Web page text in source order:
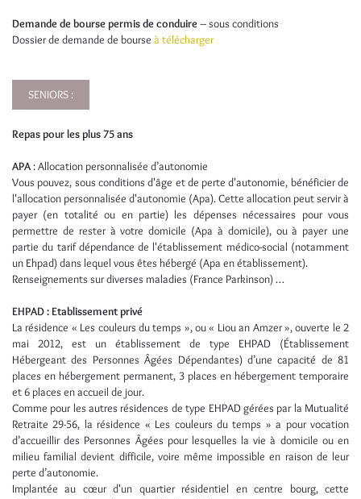
Demande de bourse permis de conduire– sous conditions
Dossier de demande de bourse à télécharger
SENIORS :
Repas pour les plus 75 ans
APA: Allocation personnalisée d’autonomie
Vous pouvez, sous conditions d'âge et de perte d'autonomie, bénéficier de
l'allocation personnalisée d'autonomie (Apa). Cette allocation peut servir à
payer (en totalité ou en partie) les dépenses nécessaires pour vous
permettre de rester à votre domicile (Apa à domicile), ou à payer une
partie du tarif dépendance de l'établissement médico-social (notamment
un Ehpad) dans lequel vous êtes hébergé (Apa en établissement).
Renseignements sur diverses maladies (France Parkinson) …
EHPAD : Etablissement privé
La résidence « Les couleurs du temps », ou « Liou an Amzer », ouverte le 2
mai 2012, est un établissement de type EHPAD (Établissement
Hébergeant des Personnes Âgées Dépendantes) d’une capacité de 81
places en hébergement permanent, 3 places en hébergement temporaire
et 6 places en accueil de jour.
Comme pour les autres résidences de type EHPAD gérées par la Mutualité
Retraite 29-56, la résidence « Les couleurs du temps » a pour vocation
d’accueillir des Personnes Âgées pour lesquelles la vie à domicile ou en
milieu familial devient difficile, voire même impossible en raison de leur
perte d’autonomie.
Implantée au cœur d'un quartier résidentiel en centre bourg, cette